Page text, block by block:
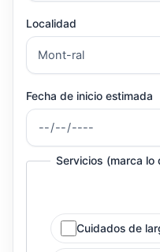
Localidad
Fecha de inicio estimada
Servicios (marca lo
Cuidados de